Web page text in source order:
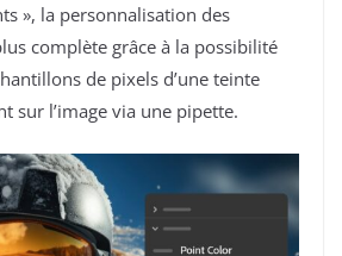
», la personnalisation des
complète grâce à la possibilité
de pixels d’une teinte
sur l’image via une pipette.